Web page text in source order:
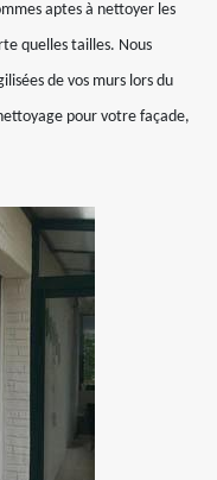
aptes à nettoyer les
quelles tailles. Nous
de vos murs lors du
pour votre façade,